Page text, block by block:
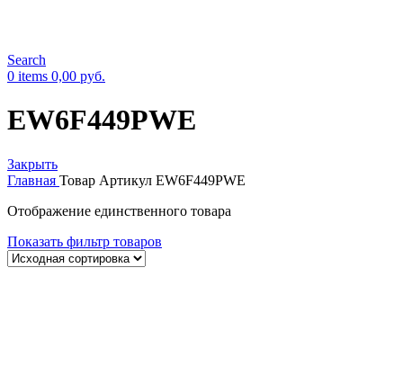
Search
0 items 0,00 руб.
EW6F449PWE
Закрыть
Главная Товар Артикул EW6F449PWE
Отображение единственного товара
Показать фильтр товаров